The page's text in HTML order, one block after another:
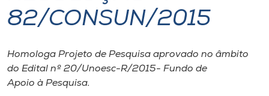
I.nova
Diplomados
82/CONSUN/2015
Homologa Projeto de Pesquisa aprovado no âmbito
do Edital nº 20/Unoesc-R/2015- Fundo de
Apoio à Pesquisa.